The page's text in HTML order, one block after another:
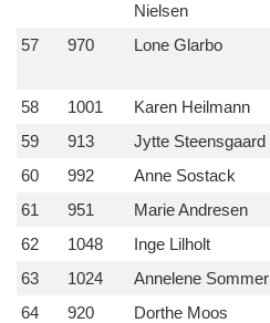
Nielsen
57 970 Lone Glarbo
58 1001 Karen Heilmann
59
913 Jytte Steensgaard
60
992 Anne Sostack
61
951 Marie Andresen
62
1048 Inge Lilholt
63
1024 Annelene Sommer
64
920
Dorthe Moos